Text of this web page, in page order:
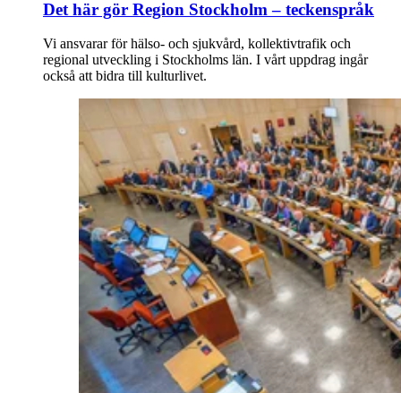
Det här gör Region Stockholm – teckenspråk
Vi ansvarar för hälso- och sjukvård, kollektivtrafik och
regional utveckling i Stockholms län. I vårt uppdrag ingår
också att bidra till kulturlivet.